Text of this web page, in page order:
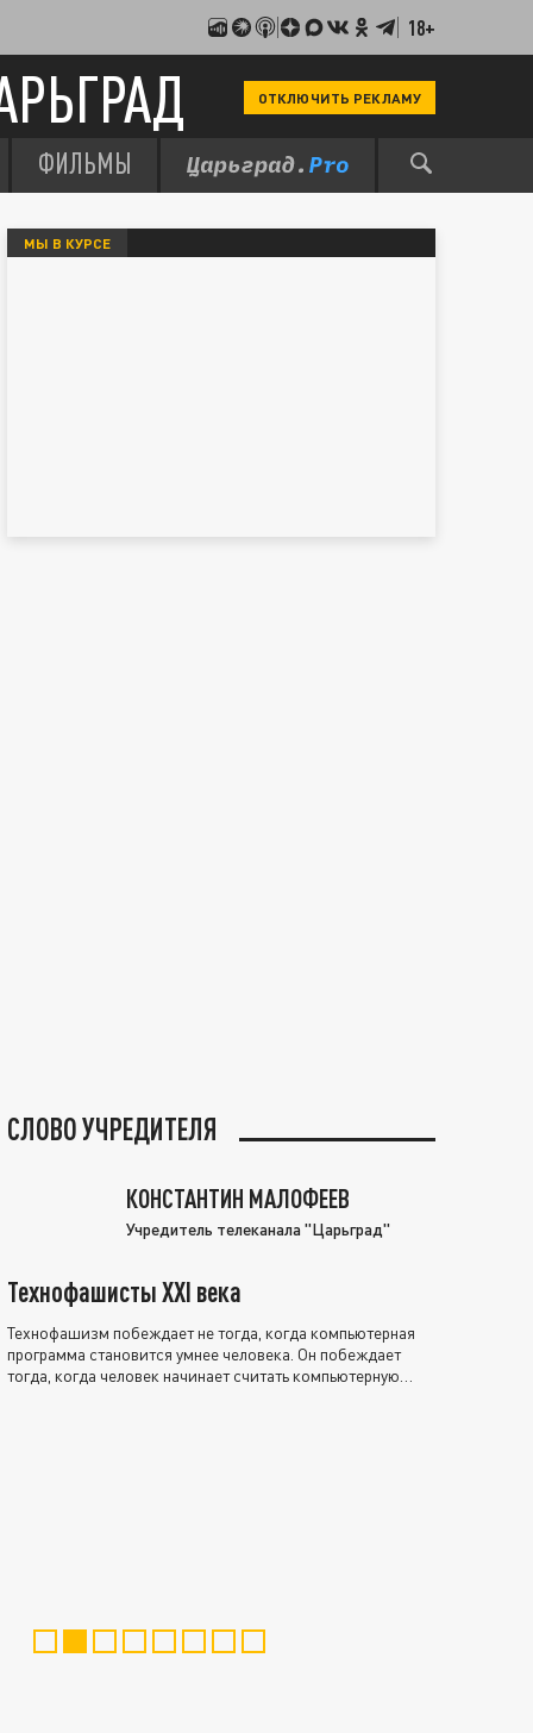
18+
ОТКЛЮЧИТЬ РЕКЛАМУ
ФИЛЬМЫ
МЫ В КУРСЕ
СЛОВО УЧРЕДИТЕЛЯ
КОНСТАНТИН МАЛОФЕЕВ
Учредитель телеканала "Царьград"
Технофашисты XXI века
Технофашизм побеждает не тогда, когда компьютерная
программа становится умнее человека. Он побеждает
тогда, когда человек начинает считать компьютерную